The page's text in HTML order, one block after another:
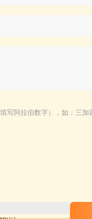
写阿拉伯数字），如：三加